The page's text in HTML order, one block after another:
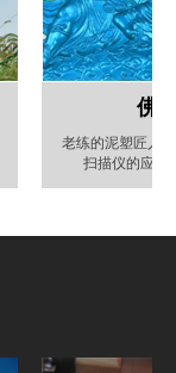
佛
老练的泥塑匠人
扫描仪的应用